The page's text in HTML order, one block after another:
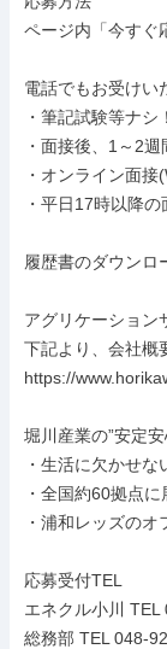
ページ内「今すぐ
電話でもお受けい
・筆記試験等ナシ
・面接後、1～2週
・オンライン面接
・平日17時以降
履歴書のダウンロ
アグリケーション
下記より、会社概
https://
堀川産業の”安定安
・生活に欠かせな
・全国約60拠点に
・浦和レッズの
応募受付TEL
エネクル小川
総務部 TEL 048-